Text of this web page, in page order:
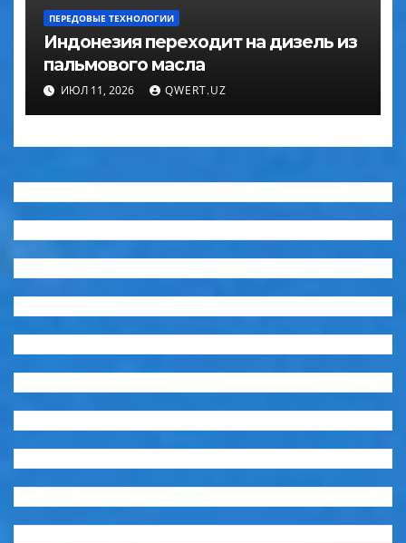
ПЕРЕДОВЫЕ ТЕХНОЛОГИИ
Индонезия переходит на дизель из
пальмового масла
ИЮЛ 11, 2026 QWERT.UZ